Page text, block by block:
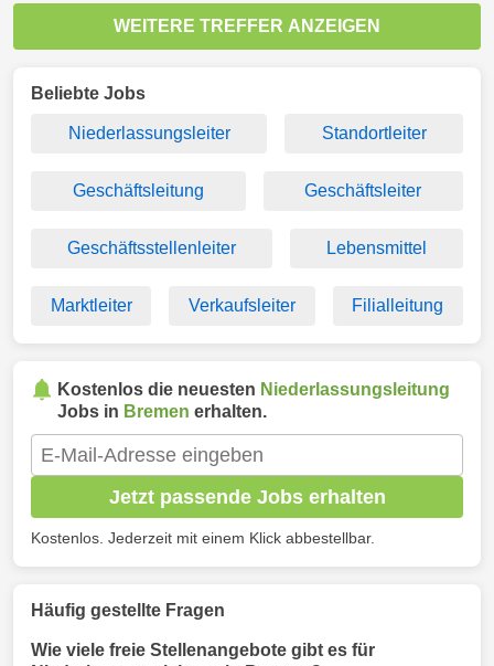
WEITERE TREFFER ANZEIGEN
Beliebte Jobs
Niederlassungsleiter Standortleiter
Geschäftsleitung Geschäftsleiter
Geschäftsstellenleiter Lebensmittel
Marktleiter Verkaufsleiter Filialleitung
Kostenlos die neuesten Niederlassungsleitung
Jobs in Bremen erhalten.
Jetzt passende Jobs erhalten
Kostenlos. Jederzeit mit einem Klick abbestellbar.
Häufig gestellte Fragen
Wie viele freie Stellenangebote gibt es für